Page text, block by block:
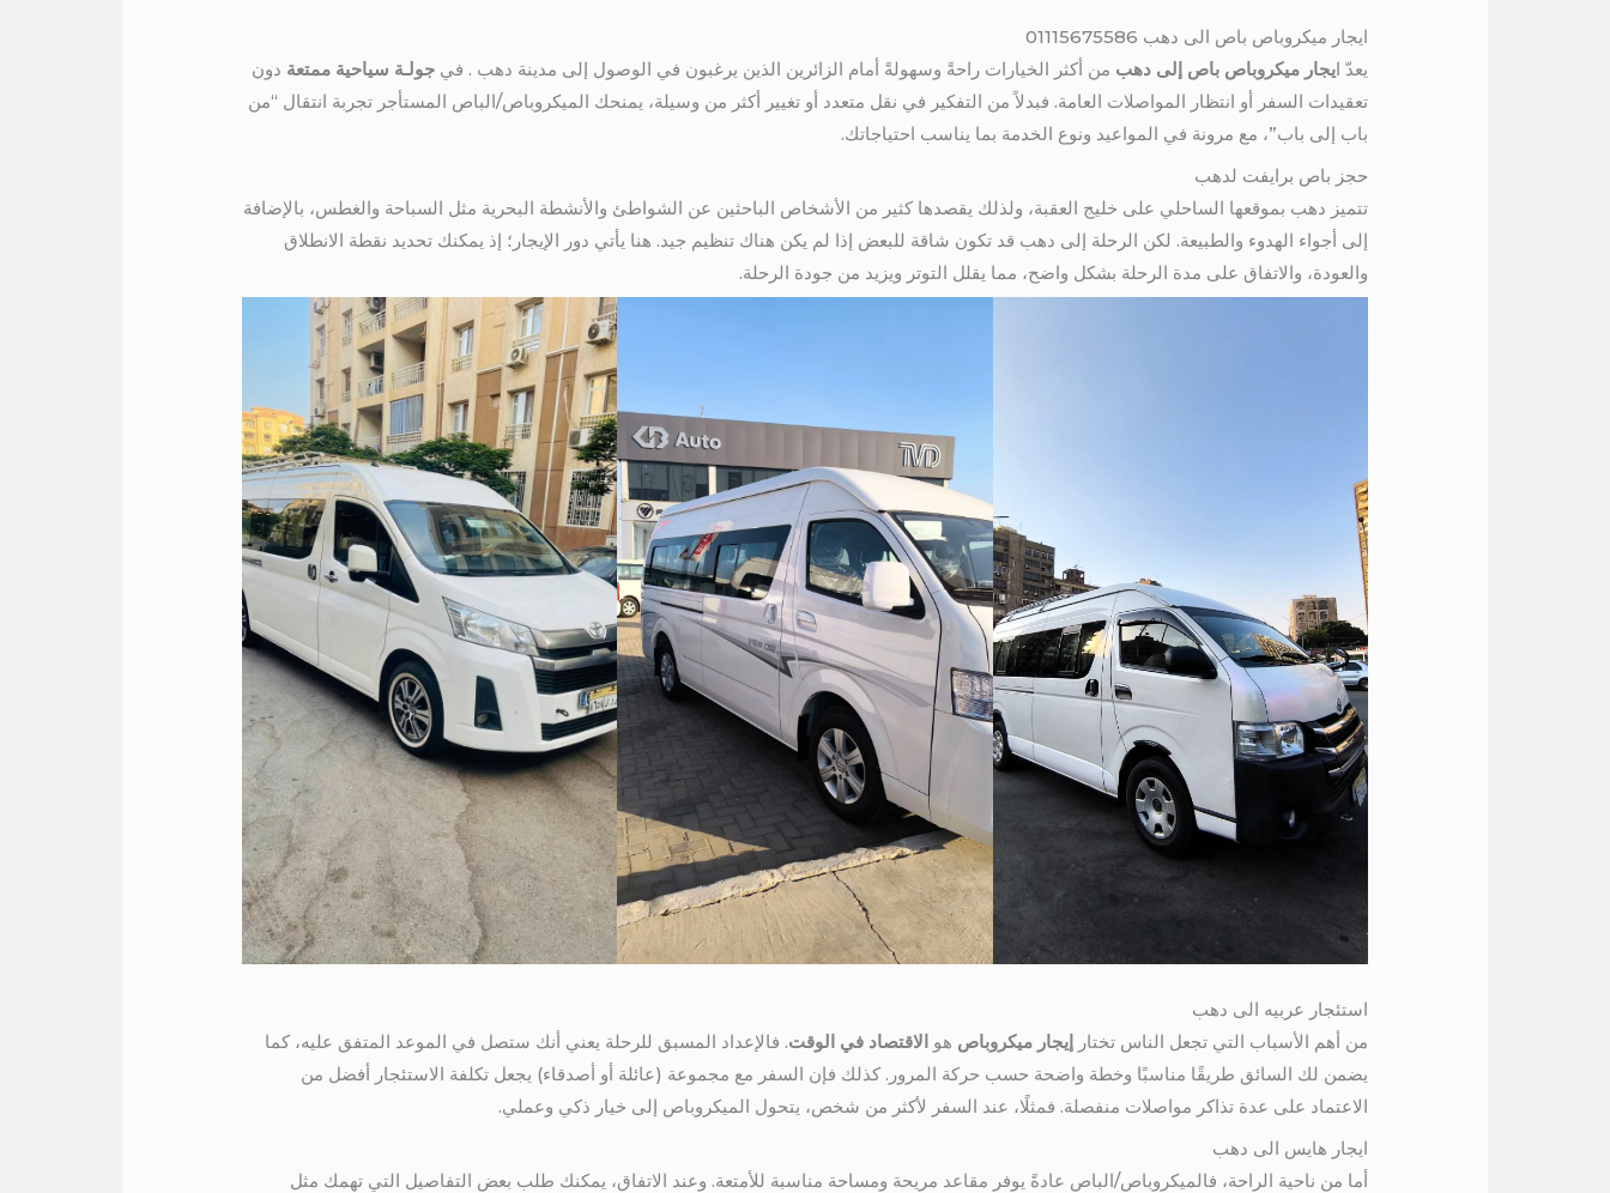
ايجار ميكروباص باص الى دهب 01115675586
يعدّ ايجار ميكروباص باص إلى دهب من أكثر الخيارات راحةً وسهولةً أمام الزائرين الذين يرغبون في الوصول إلى مدينة دهب . فيجولـة سياحية ممتعة دون
تعقيدات السفر أو انتظار المواصلات العامة. فبدلاً من التفكير في نقل متعدد أو تغيير أكثر من وسيلة، يمنحك الميكروباص/الباص المستأجر تجربة انتقال “من
باب إلى باب”، مع مرونة في المواعيد ونوع الخدمة بما يناسب احتياجاتك.
حجز باص برايفت لدهب
تتميز دهب بموقعها الساحلي على خليج العقبة، ولذلك يقصدها كثير من الأشخاص الباحثين عن الشواطئ والأنشطة البحرية مثل السباحة والغطس، بالإضافة
إلى أجواء الهدوء والطبيعة. لكن الرحلة إلى دهب قد تكون شاقة للبعض إذا لم يكن هناك تنظيم جيد. هنا يأتي دور الإيجار؛ إذ يمكنك تحديد نقطة الانطلاق
والعودة، والاتفاق على مدة الرحلة بشكل واضح، مما يقلل التوتر ويزيد من جودة الرحلة.
استئجار عربيه الى دهب
من أهم الأسباب التي تجعل الناس تختارإيجار ميكروباص هوالاقتصاد في الوقت. فالإعداد المسبق للرحلة يعني أنك ستصل في الموعد المتفق عليه، كما
يضمن لك السائق طريقًا مناسبًا وخطة واضحة حسب حركة المرور. كذلك فإن السفر مع مجموعة (عائلة أو أصدقاء) يجعل تكلفة الاستئجار أفضل من
الاعتماد على عدة تذاكر مواصلات منفصلة. فمثلًا، عند السفر لأكثر من شخص، يتحول الميكروباص إلى خيار ذكي وعملي.
ايجار هايس الى دهب
أما من ناحية الراحة، فالميكروباص/الباص عادةً يوفر مقاعد مريحة ومساحة مناسبة للأمتعة. وعند الاتفاق، يمكنك طلب بعض التفاصيل التي تهمك مثل